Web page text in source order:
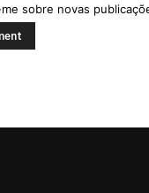
sobre novas